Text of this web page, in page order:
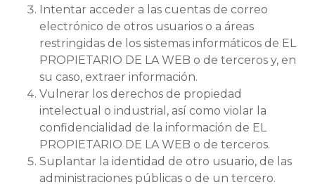
Intentar acceder a las cuentas de correo
electrónico de otros usuarios o a áreas
restringidas de los sistemas informáticos de EL
PROPIETARIO DE LA WEB o de terceros y, en
su caso, extraer información.
Vulnerar los derechos de propiedad
intelectual o industrial, así como violar la
confidencialidad de la información de EL
PROPIETARIO DE LA WEB o de terceros.
Suplantar la identidad de otro usuario, de las
administraciones públicas o de un tercero.